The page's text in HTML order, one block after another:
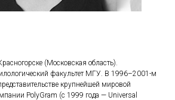
(Московская область).
факультет МГУ. В 1996–2001-м
крупнейшей мировой
PolyGram (c 1999 года — Universal